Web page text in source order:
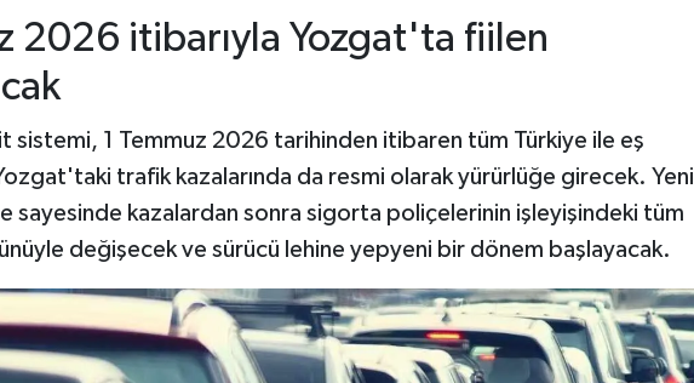
2026 itibarıyla Yozgat'ta fiilen
sistemi, 1 Temmuz 2026 tarihinden itibaren tüm Türkiye ile eş
trafik kazalarında da resmi olarak yürürlüğe girecek. Yeni
sayesinde kazalardan sonra sigorta poliçelerinin işleyişindeki tüm
değişecek ve sürücü lehine yepyeni bir dönem başlayacak.